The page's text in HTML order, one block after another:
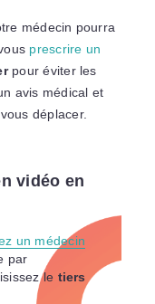
médecin pourra
prescrire un
pour éviter les
avis médical et
déplacer.
vidéo en
un médecin
par
le tiers